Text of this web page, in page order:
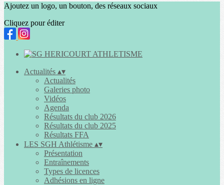
Ajoutez un logo, un bouton, des réseaux sociaux
Cliquez pour éditer
Actualités ▴▾
Actualités
Galeries photo
Vidéos
Agenda
Résultats du club 2026
Résultats du club 2025
Résultats FFA
LES SGH Athlétisme ▴▾
Présentation
Entraînements
Types de licences
Adhésions en ligne